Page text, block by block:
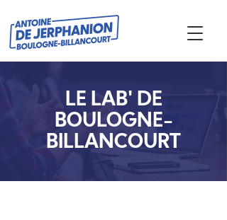
LE LAB' DE
BOULOGNE-
BILLANCOURT